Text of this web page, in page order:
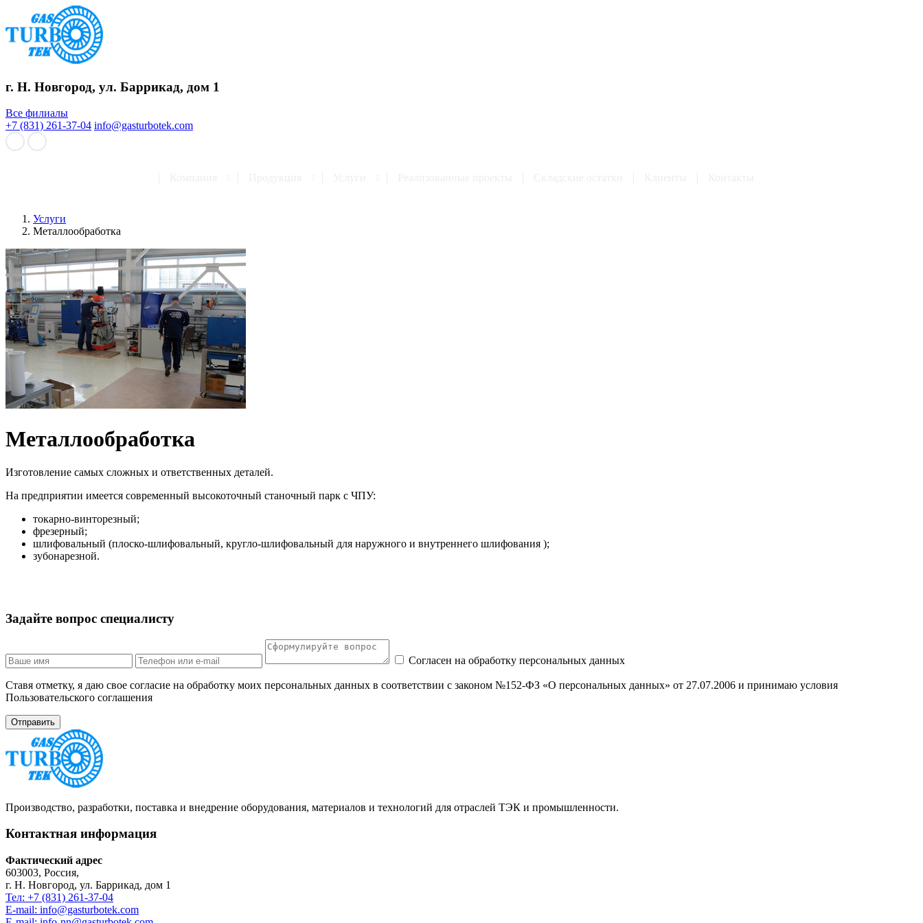
г. Н. Новгород, ул. Баррикад, дом 1
Все филиалы
+7 (831) 261-37-04 info@gasturbotek.com
Услуги
Металлообработка
Металлообработка
Изготовление самых сложных и ответственных деталей.
На предприятии имеется современный высокоточный станочный парк с ЧПУ:
токарно-винторезный;
фрезерный;
шлифовальный (плоско-шлифовальный, кругло-шлифовальный для наружного и внутреннего шлифования );
зубонарезной.
Задайте вопрос специалисту
Согласен на обработку персональных данных
Ставя отметку, я даю свое согласие на обработку моих персональных данных в соответствии с законом №152-ФЗ «О персональных данных» от 27.07.2006 и принимаю условия
Пользовательского соглашения
Производство, разработки, поставка и внедрение оборудования, материалов и технологий для отраслей ТЭК и промышленности.
Контактная информация
Фактический адрес
603003, Россия,
г. Н. Новгород, ул. Баррикад, дом 1
Тел: +7 (831) 261-37-04
E-mail: info@gasturbotek.com